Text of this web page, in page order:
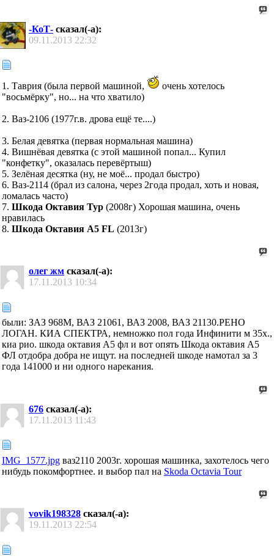
-КоТ- сказал(-а):
09.11.2013 22:32
1. Таврия (была первой машиной,
очень хотелось
"восьмёрку", но... на что хватило)
2. Ваз-2106 (1977г.в. дрова ещё те....)
3. Белая девятка (первая нормальная машина)
4. Вишнёвая девятка (с этой машиной попал... Купил
"конфетку", оказалась перевёртыш)
5. Зелёная десятка (ну, не моё... продал быстро)
6. Ваз-2114 (брал из салона, через 2года продал, хоть и новая,
ломалась часто)
7. Шкода Октавия Тур (2008г) Хорошая машина, очень
нравилась
8. Шкода Октавия А5 FL (2013г)
олег жм сказал(-а):
17.11.2013 10:34
были: ЗАЗ 968М, ВАЗ 21061, ВАЗ 2008, ВАЗ 21130.РЕНО
ЛОГАН. КИА СПЕКТРА, немножко пол года Инфинити м 35х.,
киа рио. шкода октавия А5 фл и вот опять Шкода октавия А5
ФЛ отдобра добра не ищут. на последней шкоде намотал за 3
года 141000 и ни одного нарекания.
676 сказал(-а):
17.11.2013 11:43
IMG_1577.jpg ваз2110 2003г. хорошая машинка, захотелось чего
нибудь покомфортнее. и выбор пал на Skoda Octavia Tour
vovik198328 сказал(-а):
19.11.2013 22:54